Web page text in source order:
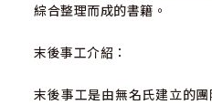
綜合整理而成的書籍。
末後事工介紹：
末後事工是由無名氏建立的